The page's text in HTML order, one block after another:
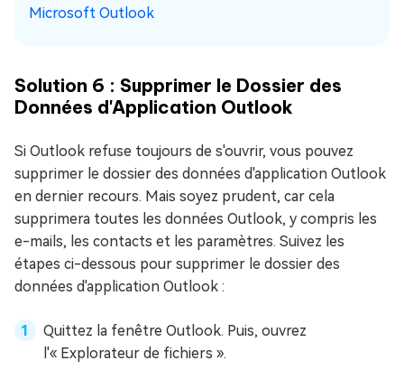
Microsoft Outlook
Solution 6 : Supprimer le Dossier des
Données d'Application Outlook
Si Outlook refuse toujours de s'ouvrir, vous pouvez
supprimer le dossier des données d'application Outlook
en dernier recours. Mais soyez prudent, car cela
supprimera toutes les données Outlook, y compris les
e-mails, les contacts et les paramètres. Suivez les
étapes ci-dessous pour supprimer le dossier des
données d'application Outlook :
Quittez la fenêtre Outlook. Puis, ouvrez
l'« Explorateur de fichiers ».